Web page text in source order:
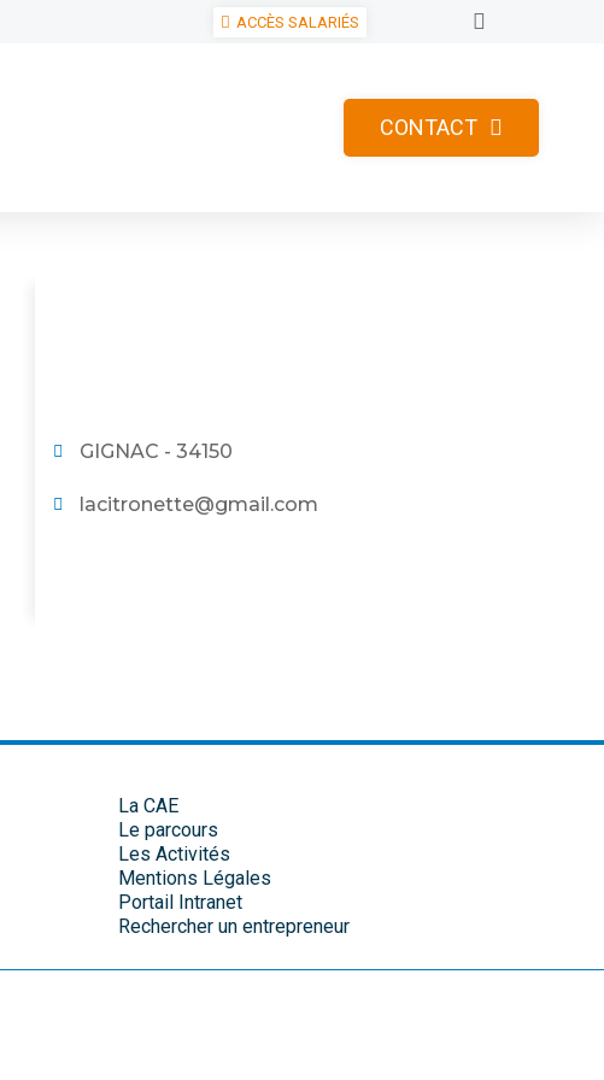
ACCÈS SALARIÉS
CONTACT
GIGNAC - 34150
lacitronette@gmail.com
La CAE
Le parcours
Les Activités
Mentions Légales
Portail Intranet
Rechercher un entrepreneur